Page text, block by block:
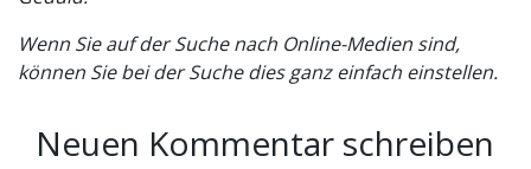
Wenn Sie auf der Suche nach Online-Medien sind,
können Sie bei der Suche dies ganz einfach einstellen.
Neuen Kommentar schreiben